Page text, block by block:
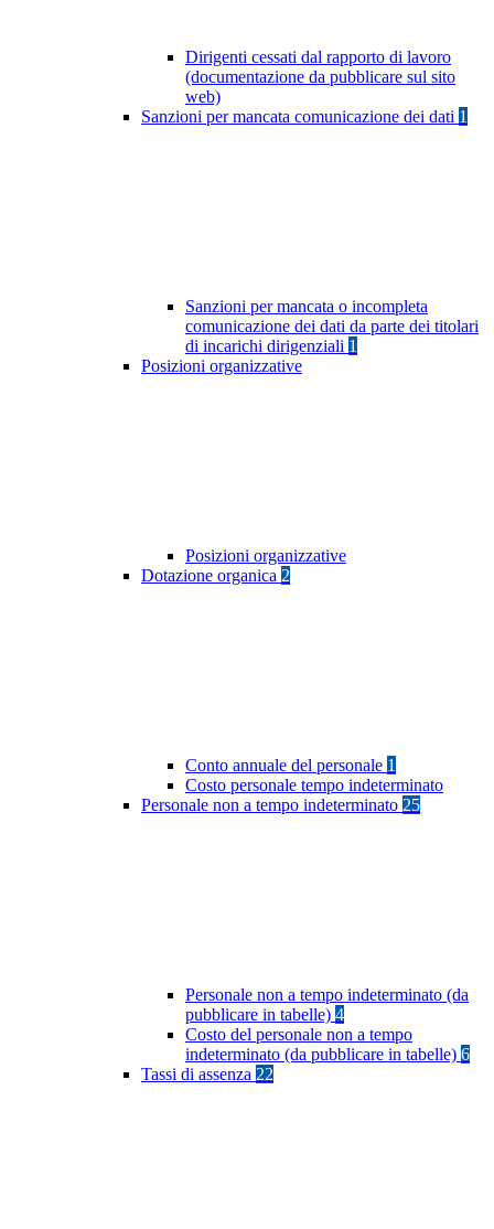
Dirigenti cessati dal rapporto di lavoro
(documentazione da pubblicare sul sito
web)
Sanzioni per mancata comunicazione dei dati 1
Sanzioni per mancata o incompleta
comunicazione dei dati da parte dei titolari
di incarichi dirigenziali 1
Posizioni organizzative
Posizioni organizzative
Dotazione organica 2
Conto annuale del personale 1
Costo personale tempo indeterminato
Personale non a tempo indeterminato 25
Personale non a tempo indeterminato (da
pubblicare in tabelle) 4
Costo del personale non a tempo
indeterminato (da pubblicare in tabelle) 6
Tassi di assenza 22